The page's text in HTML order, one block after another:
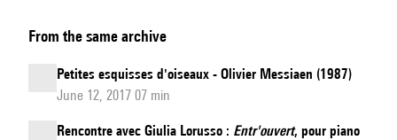
From the same archive
Petites esquisses d'oiseaux - Olivier Messiaen (1987)
June 12, 2017 07 min
Rencontre avec Giulia Lorusso : Entr'ouvert, pour piano